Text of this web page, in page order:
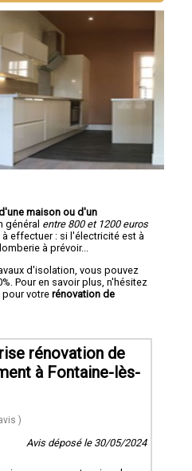
maison ou d'un
général entre 800 et 1200 euros
effectuer : si l'électricité est à
à prévoir...
d'isolation, vous pouvez
Pour en savoir plus, n'hésitez
pour votre rénovation de
rénovation de
à Fontaine-lès-
)
Avis déposé le 30/05/2024